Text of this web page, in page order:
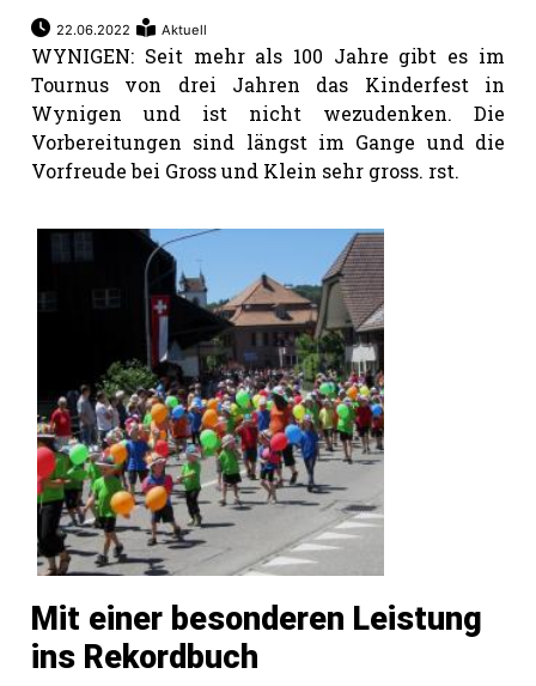
22.06.2022 Aktuell
WYNIGEN: Seit mehr als 100 Jahre gibt es im
Tournus von drei Jahren das Kinderfest in
Wynigen und ist nicht wezudenken. Die
Vorbereitungen sind längst im Gange und die
Vorfreude bei Gross und Klein sehr gross. rst.
Mit einer besonderen Leistung
ins Rekordbuch